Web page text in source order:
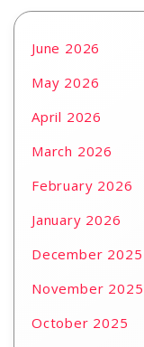
June 2026
May 2026
April 2026
March 2026
February 2026
January 2026
December 2025
November 2025
October 2025